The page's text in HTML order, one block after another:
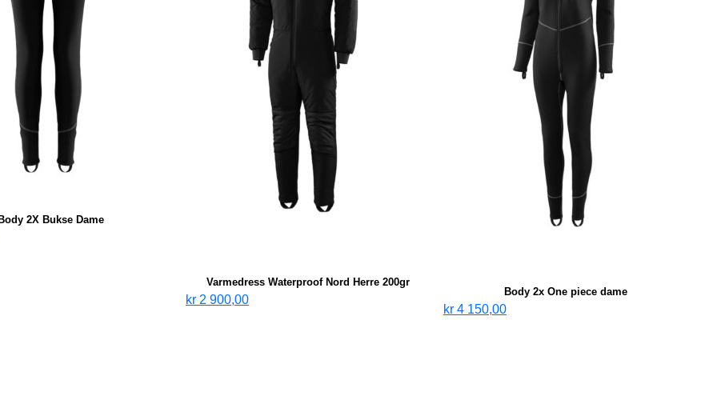
2X Bukse Dame
Varmedress Waterproof Nord Herre 200gr
kr 2 900,00
Body 2x One piece dame
kr 4 150,00